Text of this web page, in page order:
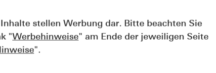
Center-Compute-Umsätze aus
stellen Werbung dar. Bitte beachten Sie
"Werbehinweise" am Ende der jeweiligen Seite
".